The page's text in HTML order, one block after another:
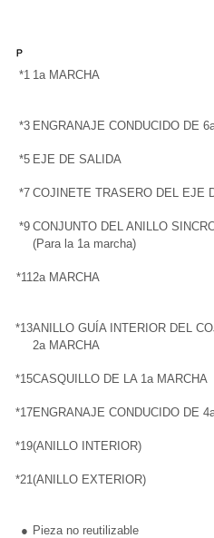
*1 1a MARCHA
*3 ENGRANAJE CONDUCIDO DE
*5 EJE DE SALIDA
*7 COJINETE TRASERO DEL EJE
*9 CONJUNTO DEL ANILLO
(Para la 1a marcha)
*112a MARCHA
*13ANILLO GUÍA INTERIOR DEL
2a MARCHA
*15CASQUILLO DE LA 1a MARCHA
*17ENGRANAJE CONDUCIDO DE
*19(ANILLO INTERIOR)
*21(ANILLO EXTERIOR)
● Pieza no reutilizable